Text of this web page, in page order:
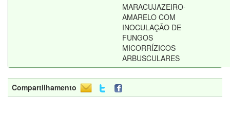
MARACUJAZEIRO-
AMARELO COM
INOCULAÇÃO DE
FUNGOS
MICORRÍZICOS
ARBUSCULARES
Compartilhamento